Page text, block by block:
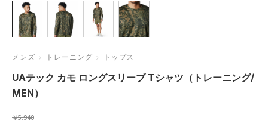
メンズ トレーニング トップス
UAテック カモ ロングスリーブ Tシャツ（トレーニング/
MEN）
￥5,940